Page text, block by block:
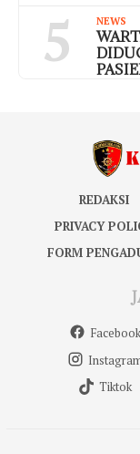
5 NEWS
REDAKSI
PRIVACY
FORM
Facebook
Tiktok